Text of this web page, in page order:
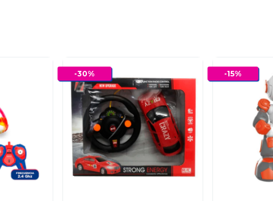
-30% -15%